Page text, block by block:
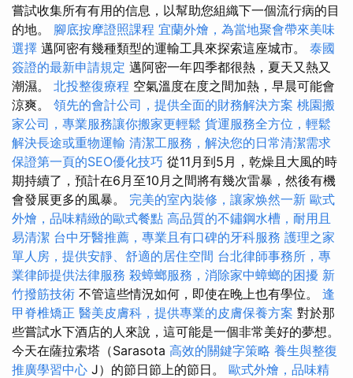
嘗試收集所有有用的信息，以幫助您組織下一個流行病的目
的地。 腳底按摩證照課程 宜蘭外燴，為當地聚會帶來美味
選擇 邁阿密有幾種類型的運輸工具來探索這座城市。 泰國
簽證的最新申請規定 邁阿密一年四季都很熱，夏天又熱又
潮濕。 北投整復療程 空氣溫度在度之間加熱，早晨可能會
涼爽。 領先的會計公司，提供全面的財務解決方案 桃園搬
家公司，專業服務讓你搬家更輕鬆 貨運服務全方位，輕鬆
解決長途或重物運輸 清潔工服務，解決您的日常清潔需求
保證第一頁的SEO優化技巧 從11月到5月，乾燥且大風的時
期持續了，預計在6月至10月之間將有幾次雷暴，然後有機
會發展更多的風暴。 完美的室內裝修，讓家焕然一新 歐式
外燴，品味精緻的歐式餐點 高品質的不鏽鋼水槽，耐用且
易清潔 台中牙醫推薦，專業且有口碑的牙科服務 護理之家
單人房，提供安靜、舒適的居住空間 台北律師事務所，專
業律師提供法律服務 殺蟑螂服務，消除家中蟑螂的困擾 新
竹撥筋技術 不管這些情況如何，即使在晚上也有學位。 逢
甲脊椎矯正 醫美皮膚科，提供專業的皮膚保養方案 對於那
些嘗試水下酒店的人來說，這可能是一個非常美好的夢想。
今天在薩拉索塔（Sarasota 高效的關鍵字策略 養生與整復
推廣學習中心 J）的節日節上的節日。 歐式外燴，品味精